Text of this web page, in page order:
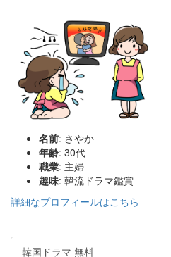
名前: さやか
年齢: 30代
職業: 主婦
趣味: 韓流ドラマ鑑賞
詳細なプロフィールはこちら
韓国ドラマ 無料